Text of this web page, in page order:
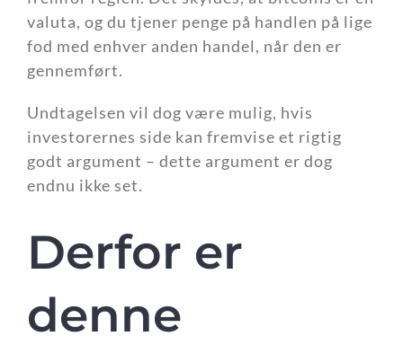
valuta, og du tjener penge på handlen på lige
fod med enhver anden handel, når den er
gennemført.
Undtagelsen vil dog være mulig, hvis
investorernes side kan fremvise et rigtig
godt argument – dette argument er dog
endnu ikke set.
Derfor er
denne